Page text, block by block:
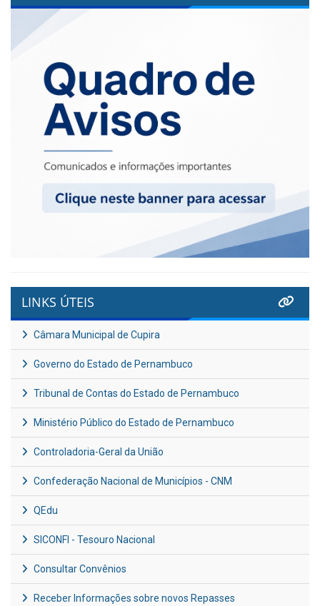
LINKS ÚTEIS
Câmara Municipal de Cupira
Governo do Estado de Pernambuco
Tribunal de Contas do Estado de Pernambuco
Ministério Público do Estado de Pernambuco
Controladoria-Geral da União
Confederação Nacional de Municípios - CNM
QEdu
SICONFI - Tesouro Nacional
Consultar Convênios
Receber Informações sobre novos Repasses